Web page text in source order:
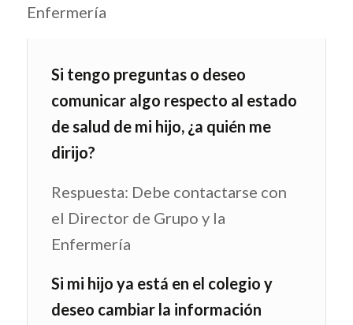
Enfermería
Si tengo preguntas o deseo
comunicar algo respecto al estado
de salud de mi hijo, ¿a quién me
dirijo?
Respuesta: Debe contactarse con
el Director de Grupo y la
Enfermería
Si mi hijo ya está en el colegio y
deseo cambiar la información